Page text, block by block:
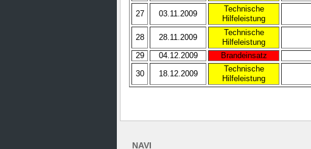
27 03.11.2009
Technische
Hilfeleistung
28 28.11.2009
Technische
Hilfeleistung
29 04.12.2009 Brandeinsatz
30 18.12.2009
Technische
Hilfeleistung
NAVI